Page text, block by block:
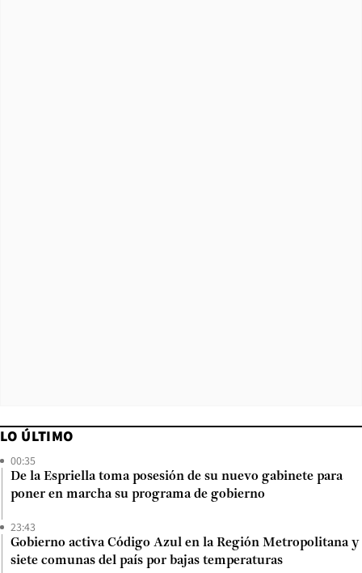
LO ÚLTIMO
00:35
De la Espriella toma posesión de su nuevo gabinete para
poner en marcha su programa de gobierno
23:43
Gobierno activa Código Azul en la Región Metropolitana y
siete comunas del país por bajas temperaturas